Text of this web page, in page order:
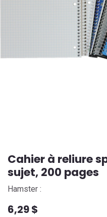
Cahier à reliure
sujet, 200 pages
Hamster :
6,29$